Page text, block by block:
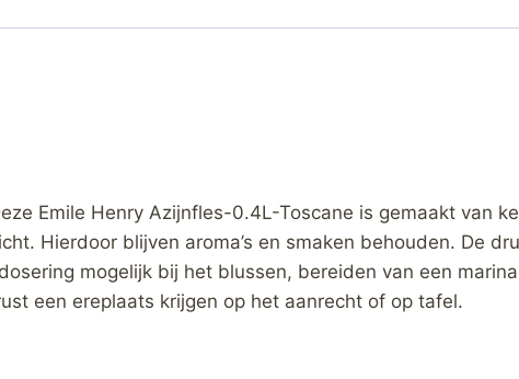
Emile Henry Azijnfles-0.4L-Toscane is gemaakt van
Hierdoor blijven aroma’s en smaken behouden. De
mogelijk bij het blussen, bereiden van een
een ereplaats krijgen op het aanrecht of op tafel.